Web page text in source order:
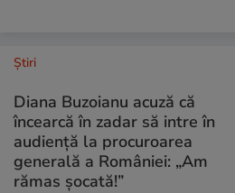
Ştiri
Diana Buzoianu acuză că
încearcă în zadar să intre în
audiență la procuroarea
generală a României: „Am
rămas șocată!”